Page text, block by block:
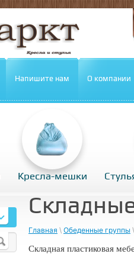
Напишите нам О компании
Кресла-мешки
Главная \ Обеденные группы
Складная пластиковая